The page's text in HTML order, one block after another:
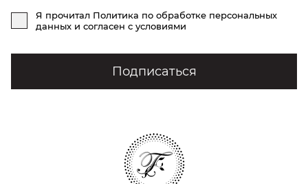
Я прочитал Политика по обработке персональных
данных и согласен с условиями
Подписаться